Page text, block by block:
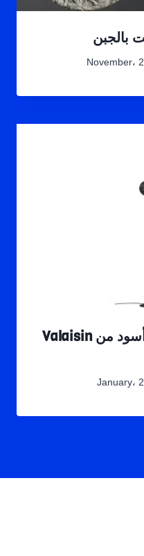
مصباح أرضي غلاسكو ، أسود من Valaisin